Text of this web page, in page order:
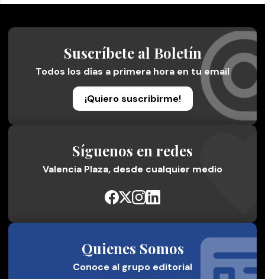
Suscríbete al Boletín
Todos los días a primera hora en tu email
¡Quiero suscribirme!
Síguenos en redes
Valencia Plaza, desde cualquier medio
Quienes Somos
Conoce al grupo editorial